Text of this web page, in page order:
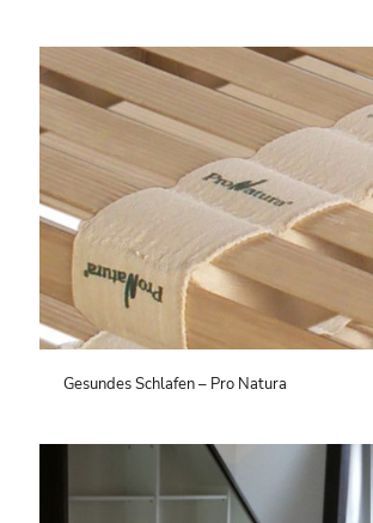
Gesundes Schlafen – Pro Natura